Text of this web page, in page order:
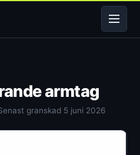
armtag
granskad 5 juni 2026